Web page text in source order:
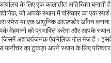
के लिए एक कालातीत अतिरिक्त बनाती
जो आपके स्थान में परिष्कार का एक
स्पेस या एक आधुनिक आउटडोर आँगन बनाना
मेहमानों को प्रभावित करेगा और आपके
आश्चर्यजनक ऐक्रेलिक गोल मेज है। इसके
का टुकड़ा अपने स्थान के लिए